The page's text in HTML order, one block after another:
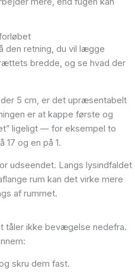
den retning, du vil lægge
bredde, og se hvad der
5 cm, er det upræsentabelt
er at kappe første og
ligeligt — for eksempel to
og en på 1.
udseendet. Langs lysindfaldet
rum kan det virke mere
af rummet.
tåler ikke bevægelse nedefra.
skru dem fast.